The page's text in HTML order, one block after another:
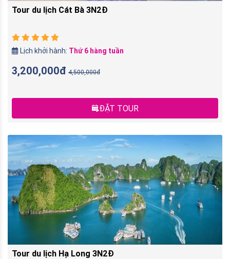
Tour du lịch Cát Bà 3N2Đ
Lịch khởi hành: Thứ 6 hàng tuần
3,200,000đ 4,500,000đ
ĐẶT TOUR
Tour du lịch Hạ Long 3N2Đ